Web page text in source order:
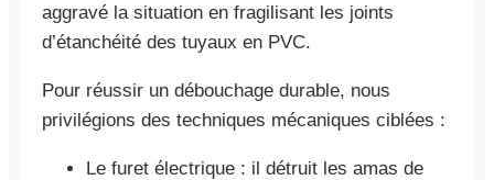
aggravé la situation en fragilisant les joints
d’étanchéité des tuyaux en PVC.
Pour réussir un débouchage durable, nous
privilégions des techniques mécaniques ciblées :
Le furet électrique : il détruit les amas de